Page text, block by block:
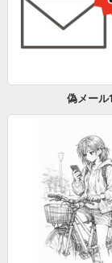
偽メール1